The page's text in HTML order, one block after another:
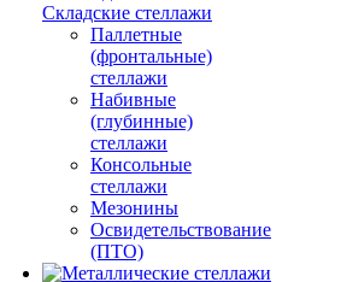
Складские стеллажи
Паллетные
(фронтальные)
стеллажи
Набивные
(глубинные)
стеллажи
Консольные
стеллажи
Мезонины
Освидетельствование
(ПТО)